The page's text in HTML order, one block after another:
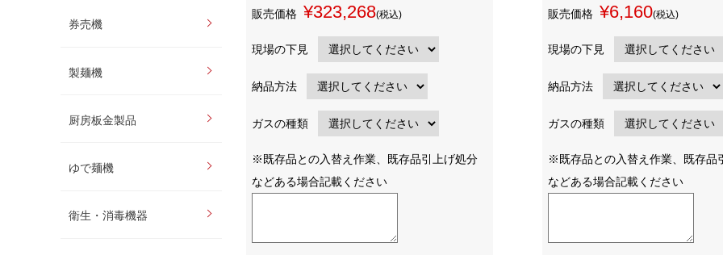
券売機
製麺機
厨房板金製品
ゆで麺機
衛生・消毒機器
販売価格 ¥323,268(税込)
現場の下見
納品方法
ガスの種類
※既存品との入替え作業、既存品引上げ処分
などある場合記載ください
販売価格 ¥6,160(税込)
現場の下見
納品方法
ガスの種類
※既存品との入替え作業、既存品
などある場合記載ください